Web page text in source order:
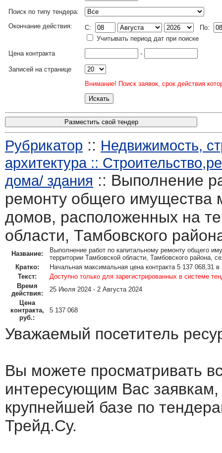
Поиск по типу тендера:
Окончание действия:
C:
По:
Учитывать период дат при поиске
Цена контракта
-
Записей на странице
Внимание! Поиск заявок, срок действия
Разместить свой тендер
Рубрикатор :: Недвижимость,
архитектура ::
дома/ здания :: Выполнение
ремонту общего имущества
домов, расположенных на
области, Тамбовского
Название:
Выполнение работ по капитальному ремонту общего
территории Тамбовской области, Тамбовского района,
Кратко:
Начальная максимальная цена контракта 5 137 068,31 в
Текст:
Доступно только для зарегистрированных в системе
Время
действия:
25 Июля 2024 - 2 Августа 2024
Цена
контракта,
руб.:
5 137 068
Уважаемый посетитель
Вы можете просматривать
интересующим Вас
крупнейшей базе по
Трейд.Су.